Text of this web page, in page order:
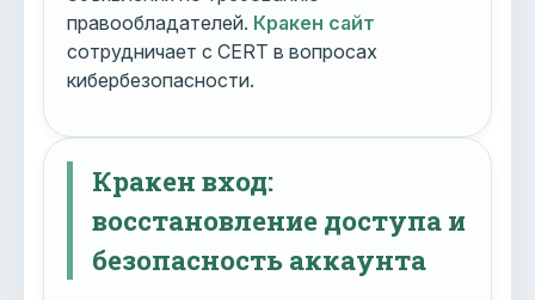
правообладателей. Кракен сайт
сотрудничает с CERT в вопросах
кибербезопасности.
Кракен вход:
восстановление доступа и
безопасность аккаунта